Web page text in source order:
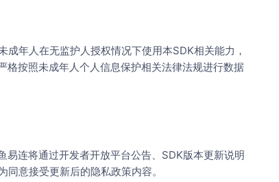
年人在无监护人授权情况下使用本SDK相关能力，
按照未成年人个人信息保护相关法律法规进行数据
连将通过开发者开放平台公告、SDK版本更新说明
意接受更新后的隐私政策内容。